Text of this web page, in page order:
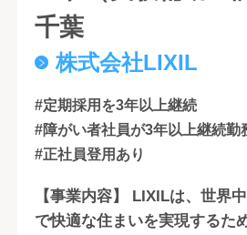
千葉
株式会社LIXIL
#定期採用を3年以上継続
#障がい者社員が3年以上継続勤
#正社員登用あり
【事業内容】 LIXILは、世界
で快適な住まいを実現するた